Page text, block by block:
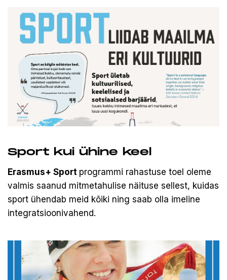
Sport kui ühine keel
Erasmus+ Sport programmi rahastuse toel oleme
valmis saanud mitmetahulise näituse sellest, kuidas
sport ühendab meid kõiki ning saab olla imeline
integratsioonivahend.